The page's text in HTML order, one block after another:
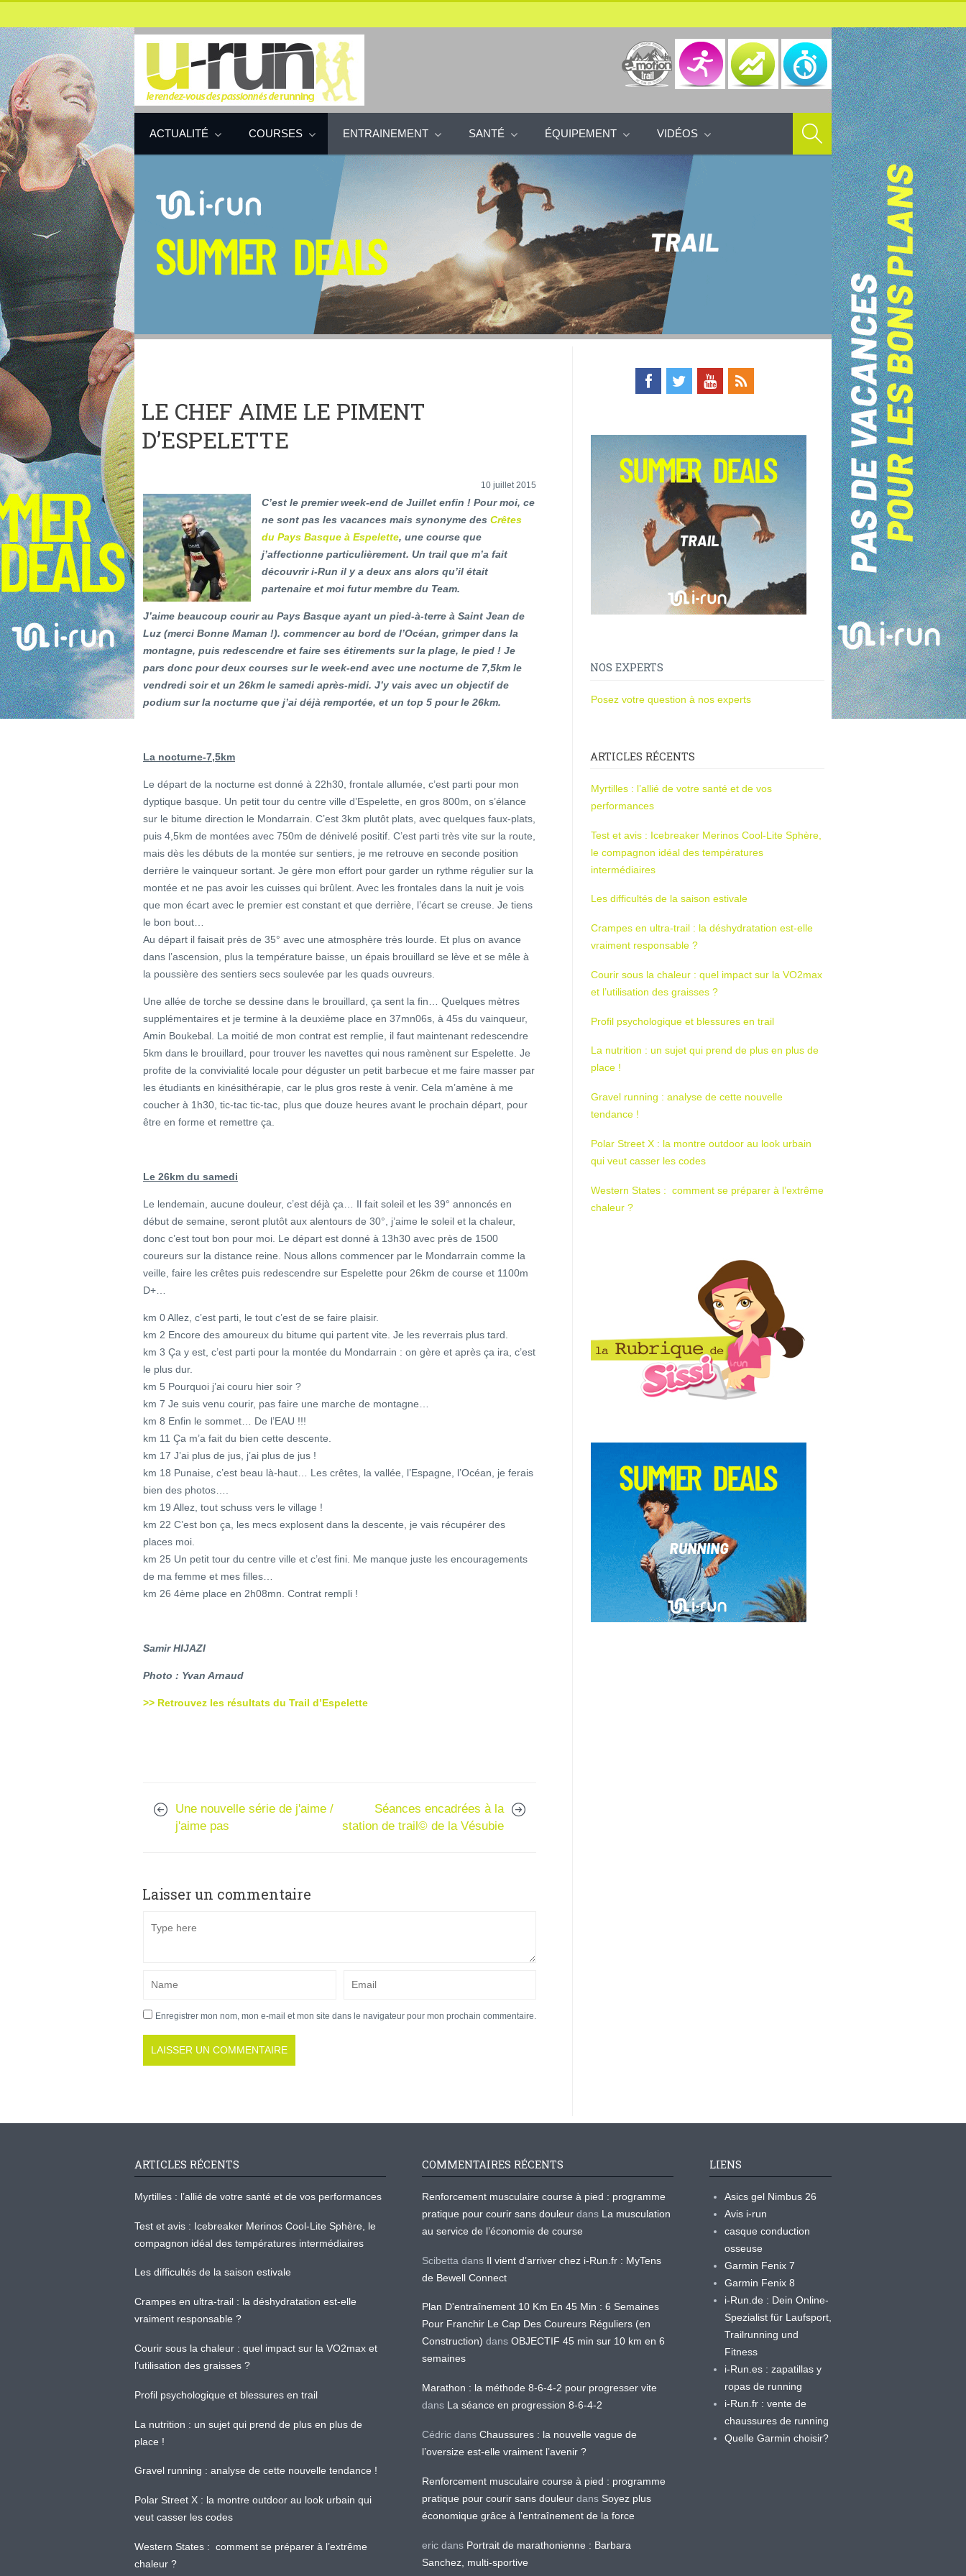
ACTUALITÉ COURSES ENTRAINEMENT SANTÉ ÉQUIPEMENT VIDÉOS
LE CHEF AIME LE PIMENT
D’ESPELETTE
10 juillet 2015
C’est le premier week-end de Juillet enfin ! Pour moi, ce
ne sont pas les vacances mais synonyme des Crêtes
du Pays Basque à Espelette, une course que
j’affectionne particulièrement. Un trail que m’a fait
découvrir i-Run il y a deux ans alors qu’il était
partenaire et moi futur membre du Team.
J’aime beaucoup courir au Pays Basque ayant un pied-à-terre à Saint Jean de
Luz (merci Bonne Maman !). commencer au bord de l’Océan, grimper dans la
montagne, puis redescendre et faire ses étirements sur la plage, le pied ! Je
pars donc pour deux courses sur le week-end avec une nocturne de 7,5km le
vendredi soir et un 26km le samedi après-midi. J’y vais avec un objectif de
podium sur la nocturne que j’ai déjà remportée, et un top 5 pour le 26km.
La nocturne-7,5km
Le départ de la nocturne est donné à 22h30, frontale allumée, c’est parti pour mon
dyptique basque. Un petit tour du centre ville d’Espelette, en gros 800m, on s’élance
sur le bitume direction le Mondarrain. C’est 3km plutôt plats, avec quelques faux-plats,
puis 4,5km de montées avec 750m de dénivelé positif. C’est parti très vite sur la route,
mais dès les débuts de la montée sur sentiers, je me retrouve en seconde position
derrière le vainqueur sortant. Je gère mon effort pour garder un rythme régulier sur la
montée et ne pas avoir les cuisses qui brûlent. Avec les frontales dans la nuit je vois
que mon écart avec le premier est constant et que derrière, l’écart se creuse. Je tiens
le bon bout…
Au départ il faisait près de 35° avec une atmosphère très lourde. Et plus on avance
dans l’ascension, plus la température baisse, un épais brouillard se lève et se mêle à
la poussière des sentiers secs soulevée par les quads ouvreurs.
Une allée de torche se dessine dans le brouillard, ça sent la fin… Quelques mètres
supplémentaires et je termine à la deuxième place en 37mn06s, à 45s du vainqueur,
Amin Boukebal. La moitié de mon contrat est remplie, il faut maintenant redescendre
5km dans le brouillard, pour trouver les navettes qui nous ramènent sur Espelette. Je
profite de la convivialité locale pour déguster un petit barbecue et me faire masser par
les étudiants en kinésithérapie, car le plus gros reste à venir. Cela m’amène à me
coucher à 1h30, tic-tac tic-tac, plus que douze heures avant le prochain départ, pour
être en forme et remettre ça.
Le 26km du samedi
Le lendemain, aucune douleur, c’est déjà ça… Il fait soleil et les 39° annoncés en
début de semaine, seront plutôt aux alentours de 30°, j’aime le soleil et la chaleur,
donc c’est tout bon pour moi. Le départ est donné à 13h30 avec près de 1500
coureurs sur la distance reine. Nous allons commencer par le Mondarrain comme la
veille, faire les crêtes puis redescendre sur Espelette pour 26km de course et 1100m
D+…
km 0 Allez, c’est parti, le tout c’est de se faire plaisir.
km 2 Encore des amoureux du bitume qui partent vite. Je les reverrais plus tard.
km 3 Ça y est, c’est parti pour la montée du Mondarrain : on gère et après ça ira, c’est
le plus dur.
km 5 Pourquoi j’ai couru hier soir ?
km 7 Je suis venu courir, pas faire une marche de montagne…
km 8 Enfin le sommet… De l’EAU !!!
km 11 Ça m’a fait du bien cette descente.
km 17 J’ai plus de jus, j’ai plus de jus !
km 18 Punaise, c’est beau là-haut… Les crêtes, la vallée, l’Espagne, l’Océan, je ferais
bien des photos….
km 19 Allez, tout schuss vers le village !
km 22 C’est bon ça, les mecs explosent dans la descente, je vais récupérer des
places moi.
km 25 Un petit tour du centre ville et c’est fini. Me manque juste les encouragements
de ma femme et mes filles…
km 26 4ème place en 2h08mn. Contrat rempli !
Samir HIJAZI
Photo : Yvan Arnaud
>> Retrouvez les résultats du Trail d’Espelette
Une nouvelle série de j'aime /
j'aime pas
Séances encadrées à la
station de trail© de la Vésubie
Laisser un commentaire
Enregistrer mon nom, mon e-mail et mon site dans le navigateur pour mon prochain commentaire.
NOS EXPERTS
Posez votre question à nos experts
ARTICLES RÉCENTS
Myrtilles : l’allié de votre santé et de vos
performances
Test et avis : Icebreaker Merinos Cool-Lite Sphère,
le compagnon idéal des températures
intermédiaires
Les difficultés de la saison estivale
Crampes en ultra-trail : la déshydratation est-elle
vraiment responsable ?
Courir sous la chaleur : quel impact sur la VO2max
et l’utilisation des graisses ?
Profil psychologique et blessures en trail
La nutrition : un sujet qui prend de plus en plus de
place !
Gravel running : analyse de cette nouvelle
tendance !
Polar Street X : la montre outdoor au look urbain
qui veut casser les codes
Western States : comment se préparer à l’extrême
chaleur ?
ARTICLES RÉCENTS
Myrtilles : l’allié de votre santé et de vos performances
Test et avis : Icebreaker Merinos Cool-Lite Sphère, le
compagnon idéal des températures intermédiaires
Les difficultés de la saison estivale
Crampes en ultra-trail : la déshydratation est-elle
vraiment responsable ?
Courir sous la chaleur : quel impact sur la VO2max et
l’utilisation des graisses ?
Profil psychologique et blessures en trail
La nutrition : un sujet qui prend de plus en plus de
place !
Gravel running : analyse de cette nouvelle tendance !
Polar Street X : la montre outdoor au look urbain qui
veut casser les codes
Western States : comment se préparer à l’extrême
chaleur ?
COMMENTAIRES RÉCENTS
Renforcement musculaire course à pied : programme
pratique pour courir sans douleur dans La musculation
au service de l’économie de course
Scibetta dans Il vient d’arriver chez i-Run.fr : MyTens
de Bewell Connect
Plan D'entraînement 10 Km En 45 Min : 6 Semaines
Pour Franchir Le Cap Des Coureurs Réguliers (en
Construction) dans OBJECTIF 45 min sur 10 km en 6
semaines
Marathon : la méthode 8-6-4-2 pour progresser vite
dans La séance en progression 8-6-4-2
Cédric dans Chaussures : la nouvelle vague de
l’oversize est-elle vraiment l’avenir ?
Renforcement musculaire course à pied : programme
pratique pour courir sans douleur dans Soyez plus
économique grâce à l’entraînement de la force
eric dans Portrait de marathonienne : Barbara
Sanchez, multi-sportive
LIENS
Asics gel Nimbus 26
Avis i-run
casque conduction
osseuse
Garmin Fenix 7
Garmin Fenix 8
i-Run.de : Dein Online-
Spezialist für Laufsport,
Trailrunning und
Fitness
i-Run.es : zapatillas y
ropas de running
i-Run.fr : vente de
chaussures de running
Quelle Garmin choisir?